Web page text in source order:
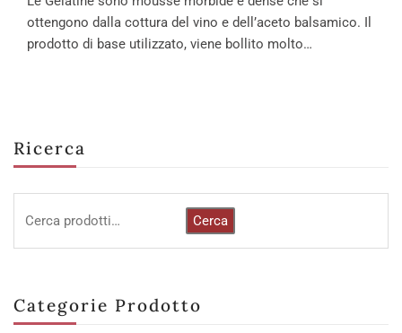
Ricerca
Cerca
Categorie Prodotto
ottengono dalla cottura del vino e dell’aceto balsamico. Il
prodotto di base utilizzato, viene bollito molto…